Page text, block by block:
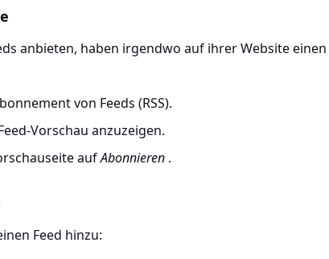
anbieten, haben irgendwo auf ihrer Website einen
von Feeds (RSS).
Vorschau anzuzeigen.
aufAbonnieren .
Feed hinzu: